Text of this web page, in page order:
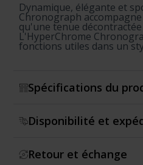
Dynamique, élégante et
Chronograph
qu'une tenue
L'HyperChrome
fonctions utiles dans un
Spécifications du
Disponibilité et
Retour et échange